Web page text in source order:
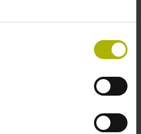
an der Maschine mit